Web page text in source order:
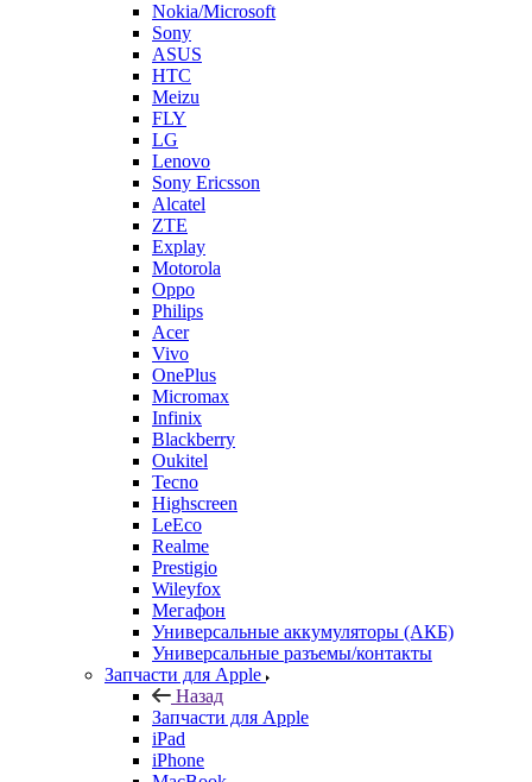
Lenovo
Sony Ericsson
Alcatel
ZTE
Explay
Motorola
Oppo
Philips
Acer
Vivo
OnePlus
Micromax
Infinix
Blackberry
Oukitel
Tecno
Highscreen
LeEco
Realme
Prestigio
Wileyfox
Мегафон
Универсальные аккумуляторы (АКБ)
Универсальные разъемы/контакты
Запчасти для Apple
Назад
Запчасти для Apple
iPad
iPhone
MacBook
iPod
iMac
Запчасти для AirPods
Watch
Запчасти для планшетов
Назад